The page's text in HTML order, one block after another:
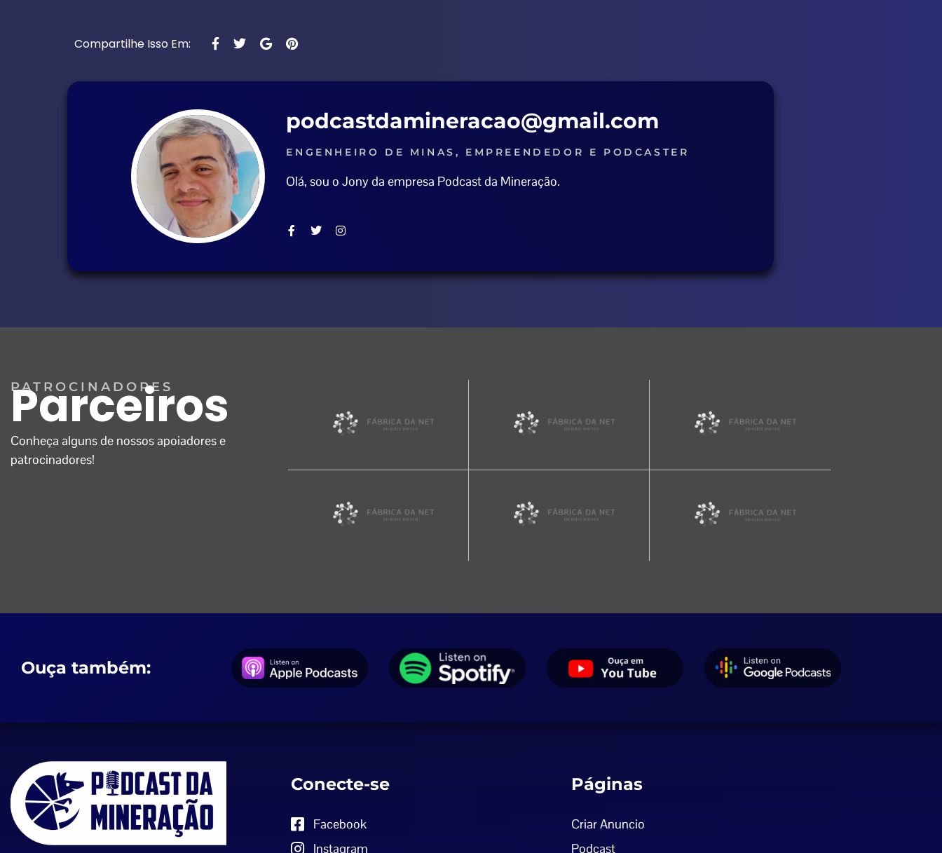
Compartilhe Isso Em:
podcastdamineracao@gmail.com
ENGENHEIRO DE MINAS, EMPREENDEDOR E PODCASTER
Olá, sou o Jony da empresa Podcast da Mineração.
PATROCINADORES
Parceiros
Conheça alguns de nossos apoiadores e
patrocinadores!
Ouça também:
Conecte-se
Facebook
Instagram
Páginas
Criar Anuncio
Podcast